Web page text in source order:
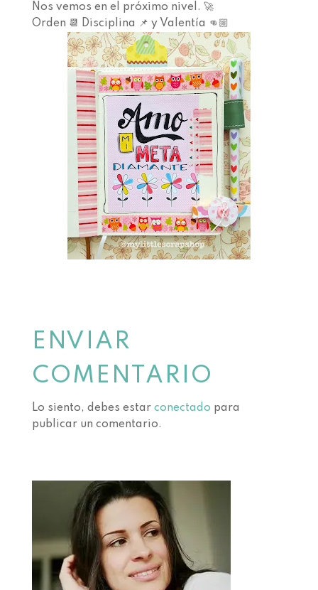
Nos vemos en el próximo nivel. 🚀 ⁣⁣ ⁣⁣
Orden 📆 Disciplina 📌 y Valentía 👊🏼⁣⁣ ⁣⁣
ENVIAR
COMENTARIO
Lo siento, debes estar conectado para
publicar un comentario.